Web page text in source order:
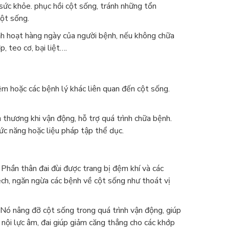
khỏe. phục hồi cột sống, tránh những tổn
sống.
hàng ngày của người bệnh, nếu không chữa
teo cơ, bại liệt….
hoặc các bệnh lý khác liên quan đến cột sống.
khi vận động, hỗ trợ quá trình chữa bệnh.
năng hoặc liệu pháp tập thể dục.
thân đai đùi được trang bị đệm khí và các
ngăn ngừa các bệnh về cột sống như thoát vị
nâng đỡ cột sống trong quá trình vận động, giúp
lực âm, đai giúp giảm căng thẳng cho các khớp